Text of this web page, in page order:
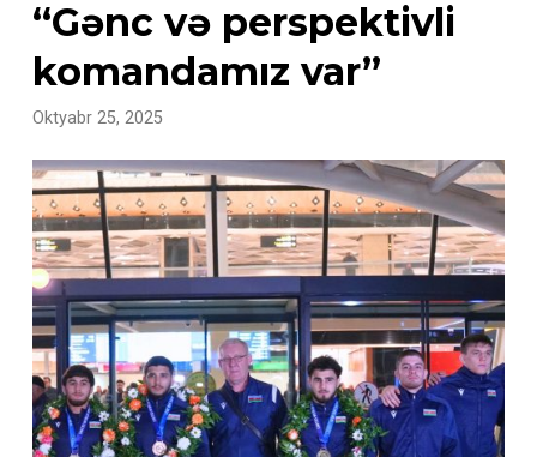
“Gənc və perspektivli
komandamız var”
Oktyabr 25, 2025